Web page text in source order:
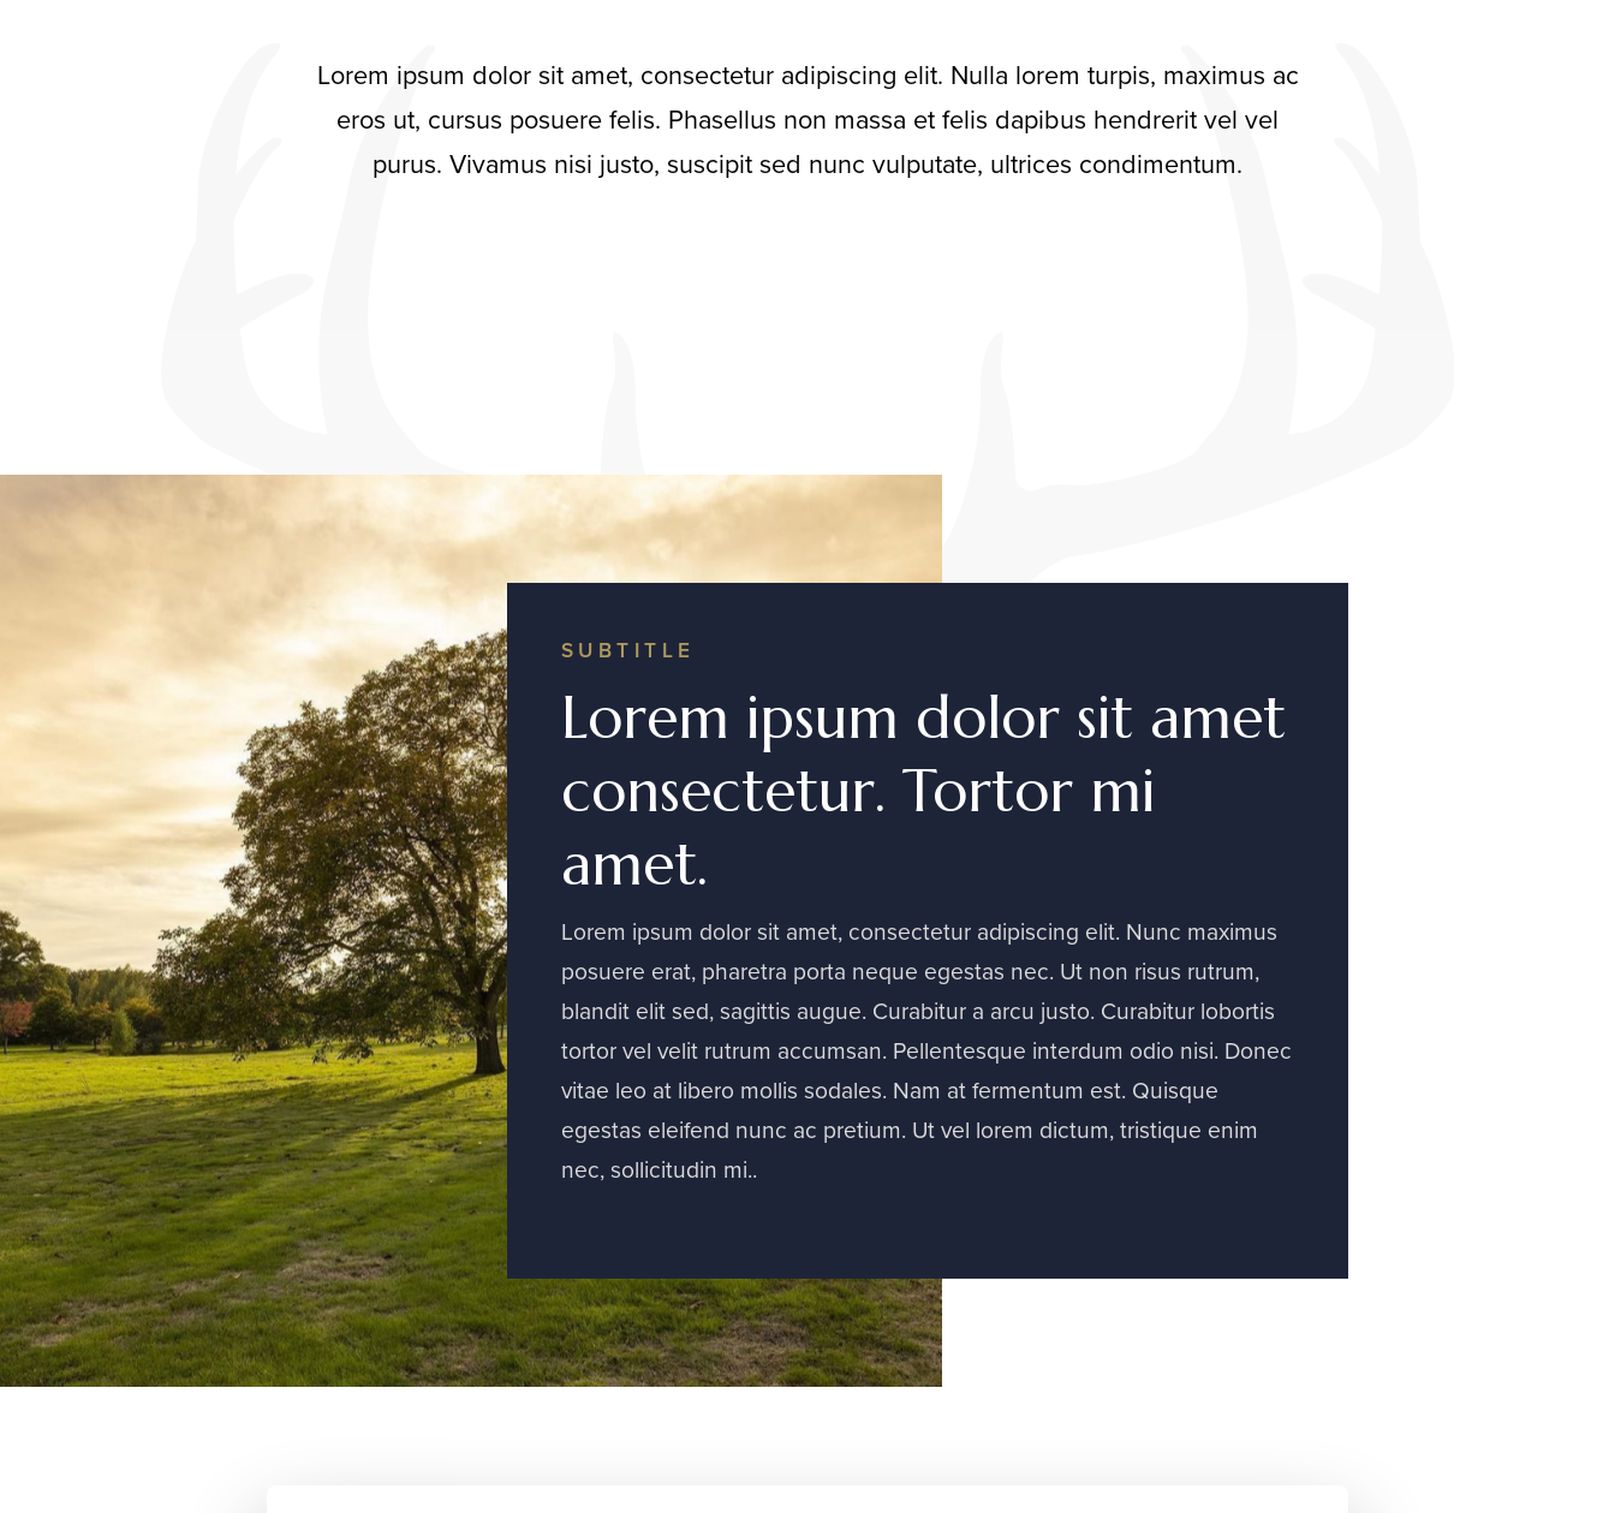
Lorem ipsum dolor sit amet, consectetur adipiscing elit. Nulla lorem turpis, maximus ac
eros ut, cursus posuere felis. Phasellus non massa et felis dapibus hendrerit vel vel
purus. Vivamus nisi justo, suscipit sed nunc vulputate, ultrices condimentum.
SUBTITLE
Lorem ipsum dolor sit amet
consectetur. Tortor mi
amet.
Lorem ipsum dolor sit amet, consectetur adipiscing elit. Nunc maximus
posuere erat, pharetra porta neque egestas nec. Ut non risus rutrum,
blandit elit sed, sagittis augue. Curabitur a arcu justo. Curabitur lobortis
tortor vel velit rutrum accumsan. Pellentesque interdum odio nisi. Donec
vitae leo at libero mollis sodales. Nam at fermentum est. Quisque
egestas eleifend nunc ac pretium. Ut vel lorem dictum, tristique enim
nec, sollicitudin mi..